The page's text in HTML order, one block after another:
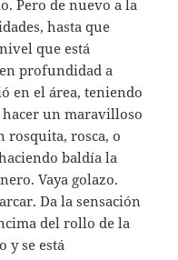
Pero de nuevo a la
hasta que
que está
profundidad a
en el área, teniendo
hacer un maravilloso
rosquita, rosca, o
baldía la
Vaya golazo.
Da la sensación
del rollo de la
y se está